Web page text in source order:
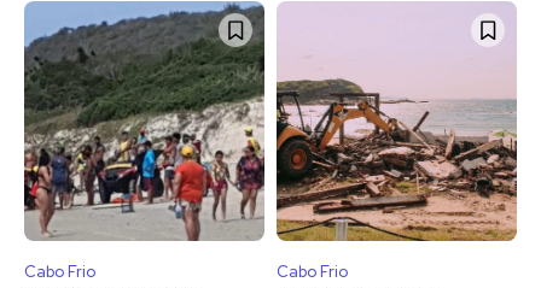
Cabo Frio Cabo Frio